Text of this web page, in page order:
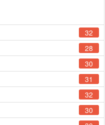
32
28
30
31
32
30